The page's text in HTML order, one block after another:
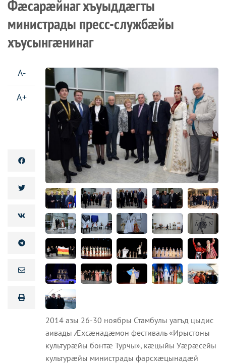
Фæсарæйнаг хъуыддæгты
министрады пресс-службæйы
хъусынгæнинаг
A-
A+
2014 азы 26-30 ноябры Стамбулы уагъд цыдис
аивады Æхсæнадæмон фестиваль «Ирыстоны
культурæйы бонтæ Турчы», кæцыйы Уæрæсейы
культурæйы министрады фарсхæцынадæй